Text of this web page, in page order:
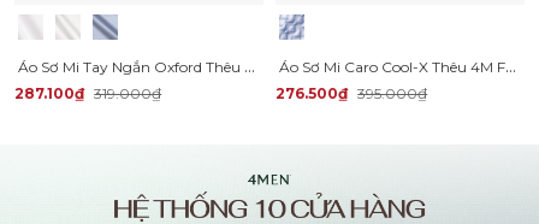
Áo Sơ Mi Tay Ngắn Oxford Thêu 4M Ở Túi Form Regular SM191
287.100₫ 319.000₫
Áo Sơ Mi Caro Cool-X Thêu 4M Form Regular SM193
276.500₫ 395.000₫